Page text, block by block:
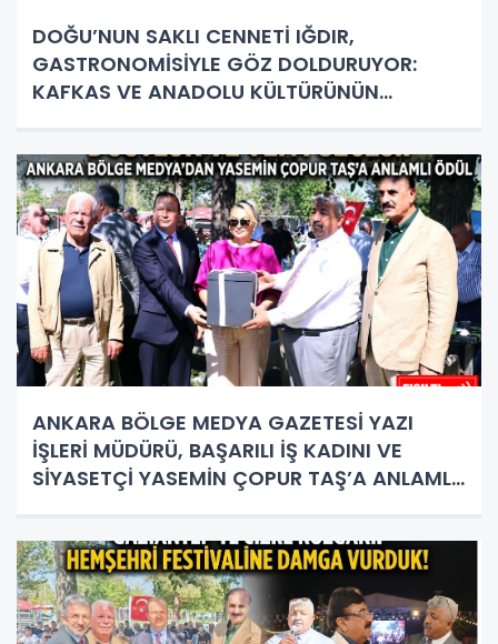
DOĞU’NUN SAKLI CENNETİ IĞDIR,
GASTRONOMİSİYLE GÖZ DOLDURUYOR:
KAFKAS VE ANADOLU KÜLTÜRÜNÜN
ANKARA BÖLGE MEDYA GAZETESİ YAZI
İŞLERİ MÜDÜRÜ, BAŞARILI İŞ KADINI VE
SİYASETÇİ YASEMİN ÇOPUR TAŞ’A ANLAMLI